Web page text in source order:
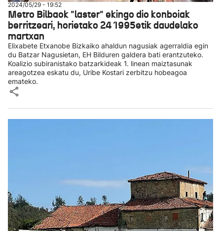
2024/05/29 - 19:52
Metro Bilbaok "laster" ekingo dio konboiak
berritzeari, horietako 24 1995etik daudelako
martxan
Elixabete Etxanobe Bizkaiko ahaldun nagusiak agerraldia egin
du Batzar Nagusietan, EH Bilduren galdera bati erantzuteko.
Koalizio subiranistako batzarkideak 1. linean maiztasunak
areagotzea eskatu du, Uribe Kostari zerbitzu hobeagoa
emateko.